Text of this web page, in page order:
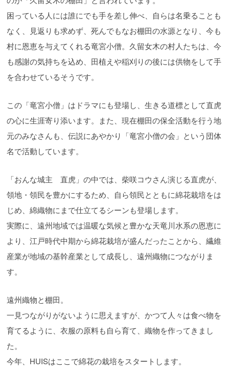
困っている人には誰にでも手を差し伸べ、自らは名乗ることも
なく、見返りも求めず、死んでもなお棚田の水源となり、今も
村に恩恵を与えてくれる竜宮小僧。久留女木の村人たちは、今
も感謝の気持ちを込め、田植えや稲刈りの後には供物をして手
を合わせているそうです。
この「竜宮小僧」はドラマにも登場し、生きる道標として直虎
の心に生涯寄り添います。また、現在棚田の保全活動を行う地
元のみなさんも、伝説にあやかり「竜宮小僧の会」という団体
名で活動しています。
「おんな城主 直虎」の中では、柴咲コウさん演じる直虎が、
領地・領民を豊かにするため、自ら領民とともに綿花栽培をは
じめ、綿織物にまで仕立てるシーンも登場します。
実際に、遠州地域では温暖な気候と豊かな天竜川水系の恩恵に
より、江戸時代中期から綿花栽培が盛んだったことから、繊維
産業が地域の基幹産業として成長し、遠州織物につながりま
す。
遠州織物と棚田。
一見つながりがないように思えますが、かつて人々は食べ物を
育てるように、衣服の原料も自ら育て、織物を作ってきまし
た。
今年、HUISはここで綿花の栽培をスタートします。